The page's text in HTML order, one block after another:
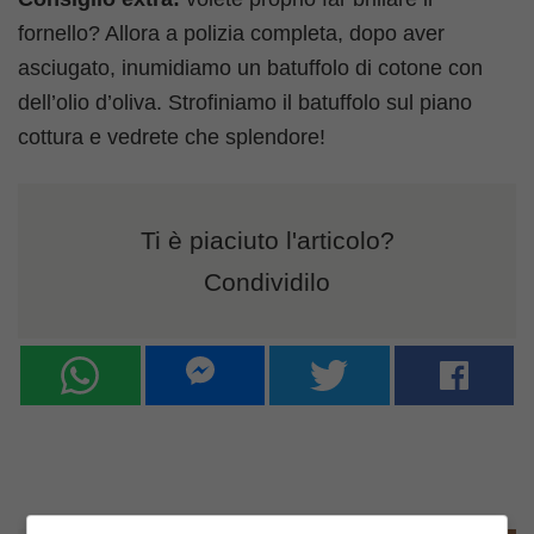
fornello? Allora a polizia completa, dopo aver
asciugato, inumidiamo un batuffolo di cotone con
dell’olio d’oliva. Strofiniamo il batuffolo sul piano
cottura e vedrete che splendore!
Ti è piaciuto l'articolo?
Condividilo